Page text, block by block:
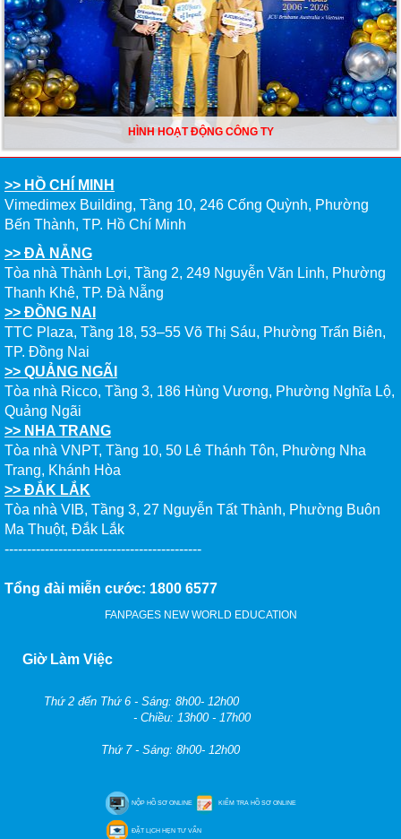
HÌNH HOẠT ĐỘNG CÔNG TY
>> HỒ CHÍ MINH
Vimedimex Building, Tầng 10, 246 Cống Quỳnh, Phường
Bến Thành, TP. Hồ Chí Minh
>> ĐÀ NẴNG
Tòa nhà Thành Lợi, Tầng 2, 249 Nguyễn Văn Linh, Phường
Thanh Khê, TP. Đà Nẵng
>> ĐỒNG NAI
TTC Plaza, Tầng 18, 53–55 Võ Thị Sáu, Phường Trấn Biên,
TP. Đồng Nai
>> QUẢNG NGÃI
Tòa nhà Ricco, Tầng 3, 186 Hùng Vương, Phường Nghĩa Lộ,
Quảng Ngãi
>> NHA TRANG
Tòa nhà VNPT, Tầng 10, 50 Lê Thánh Tôn, Phường Nha
Trang, Khánh Hòa
>> ĐẮK LẮK
Tòa nhà VIB, Tầng 3, 27 Nguyễn Tất Thành, Phường Buôn
Ma Thuột, Đắk Lắk
--------------------------------------------
Tổng đài miễn cước: 1800 6577
FANPAGES NEW WORLD EDUCATION
Giờ Làm Việc
Thứ 2 đến Thứ 6 - Sáng: 8h00- 12h00
- Chiều: 13h00 - 17h00
Thứ 7 - Sáng: 8h00- 12h00
NỘP HỒ SƠ ONLINE KIỂM TRA HỒ SƠ ONLINE
ĐẶT LỊCH HẸN TƯ VẤN